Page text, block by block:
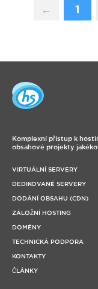
← 1
Komplexní přístup k
obsahové projekty
VIRTUÁLNÍ SERVERY
DEDIKOVANÉ SERVERY
DODÁNÍ OBSAHU (CDN)
ZÁLOŽNÍ HOSTING
DOMÉNY
TECHNICKÁ PODPORA
KONTAKTY
ČLÁNKY